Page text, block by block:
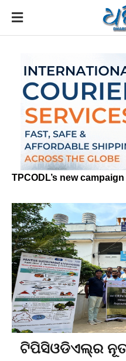
TPCODL’s new campaign
ଟିପିସିଓଡିଏଲ୍‌ର